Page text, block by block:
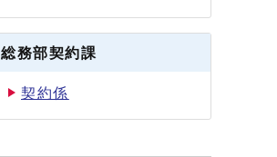
総務部契約課
契約係